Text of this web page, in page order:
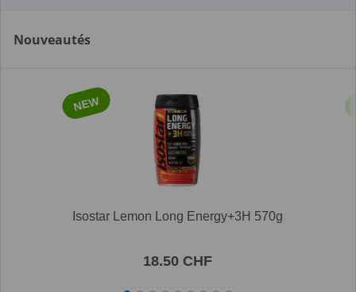
Nouveautés
NEW
Isostar Lemon Long Energy+3H 570g
18.50 CHF